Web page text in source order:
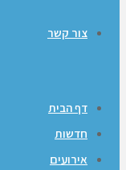
צור קשר
דף הבית
חדשות
אירועים